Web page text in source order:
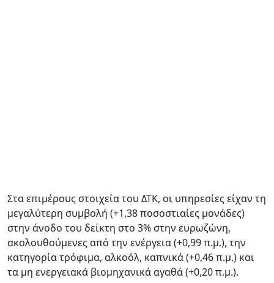
Στα επιμέρους στοιχεία του ΔΤΚ, οι υπηρεσίες είχαν τη
μεγαλύτερη συμβολή (+1,38 ποσοστιαίες μονάδες)
στην άνοδο του δείκτη στο 3% στην ευρωζώνη,
ακολουθούμενες από την ενέργεια (+0,99 π.μ.), την
κατηγορία τρόφιμα, αλκοόλ, καπνικά (+0,46 π.μ.) και
τα μη ενεργειακά βιομηχανικά αγαθά (+0,20 π.μ.).